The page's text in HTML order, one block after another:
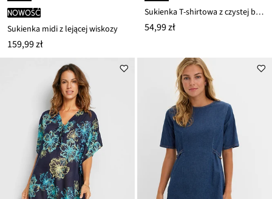
nowość
Sukienka midi z lejącej wiskozy
159,99 zł
Sukienka T-shirtowa z czystej bawełny organicznej
54,99 zł